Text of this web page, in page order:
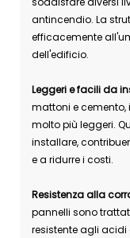
antincendio. La
efficacemente
dell'edificio.
Leggeri e facili da
mattoni e
molto più leggeri.
installare,
e a ridurre i costi.
Resistenza alla
pannelli sono
resistente agli acidi